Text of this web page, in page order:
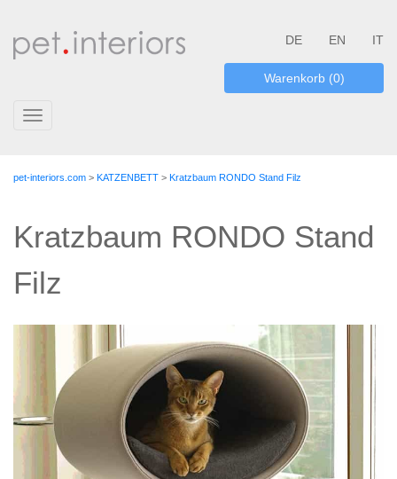
DE EN IT
Warenkorb (0)
Toggle
pet-interiors.com > KATZENBETT > Kratzbaum RONDO Stand Filz
Kratzbaum RONDO Stand
Filz